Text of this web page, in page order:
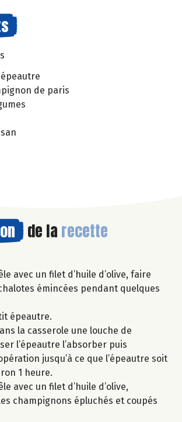
de paris
de la recette
avec un filet d’huile d’olive, faire
émincées pendant quelques
épeautre.
la casserole une louche de
l’épeautre l’absorber puis
jusqu’à ce que l’épeautre soit
1 heure.
avec un filet d’huile d’olive,
champignons épluchés et coupés